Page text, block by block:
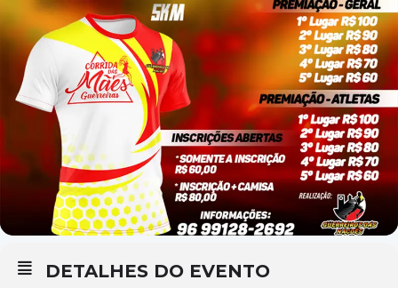
DETALHES DO EVENTO